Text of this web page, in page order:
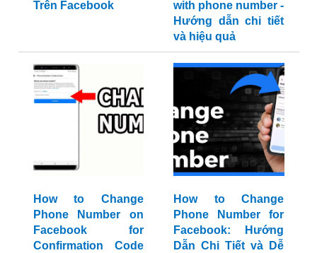
Trên Facebook
with phone number -
Hướng dẫn chi tiết
và hiệu quả
How to Change
Phone Number on
Facebook for
Confirmation Code
How to Change
Phone Number for
Facebook: Hướng
Dẫn Chi Tiết và Dễ